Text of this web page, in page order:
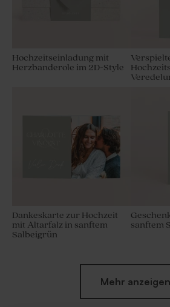
Hochzeitseinladung mit
Herzbanderole im 2D-Style
Dankeskarte zur Hochzeit
mit Altarfalz in sanftem
Salbeigrün
sanftem
Mehr anzeigen